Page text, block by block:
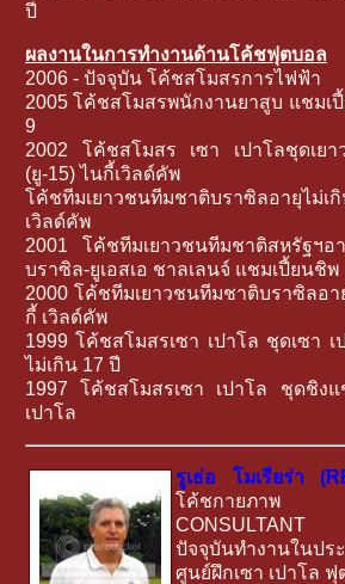
ปี
ผลงานในการทำงานด้านโค้ชฟุตบอล
2006 - ปัจจุบัน โค้ชสโมสรการไฟฟ้า
2005 โค้ชสโมสรพนักงานยาสูบ แชมเ
9
2002 โค้ชสโมสร เซา เปาโลชุดเย
(ยู-15) ไนกี้เวิลด์คัพ
โค้ชทีมเยาวชนทีมชาติบราซิลอายุไ
เวิลด์คัพ
2001 โค้ชทีมเยาวชนทีมชาติสหรัฐฯ
บราซิล-ยูเอสเอ ชาลเลนจ์ แชมเปี้ยนชิพ
2000 โค้ชทีมเยาวชนทีมชาติบราซิลอา
กี้ เวิลด์คัพ
1999 โค้ชสโมสรเซา เปาโล ชุดเซา
ไม่เกิน 17 ปี
1997 โค้ชสโมสรเซา เปาโล ชุดชิง
เปาโล
รูเธ่อ โมเรียร่า
โค้ชกายภาพ แ
CONSULTANT
ปัจจุบันทำงานในปร
ศูนย์ฝึกเซา เปาโล